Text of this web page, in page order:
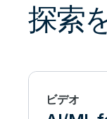
探索
ビデオ